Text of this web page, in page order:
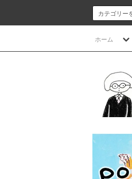
ホーム